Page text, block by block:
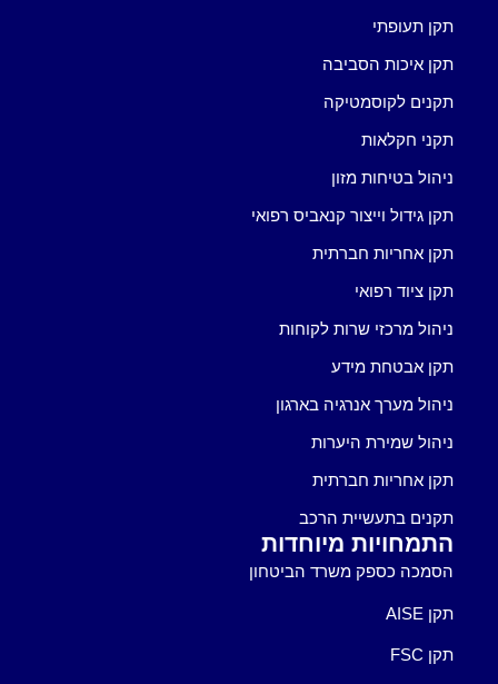
תקן תעופתי
תקן איכות הסביבה
תקנים לקוסמטיקה
תקני חקלאות
ניהול בטיחות מזון
תקן גידול וייצור קנאביס רפואי
תקן אחריות חברתית
תקן ציוד רפואי
ניהול מרכזי שרות לקוחות
תקן אבטחת מידע
ניהול מערך אנרגיה בארגון
ניהול שמירת היערות
תקן אחריות חברתית
תקנים בתעשיית הרכב
התמחויות מיוחדות
הסמכה כספק משרד הביטחון
תקן AISE
תקן FSC